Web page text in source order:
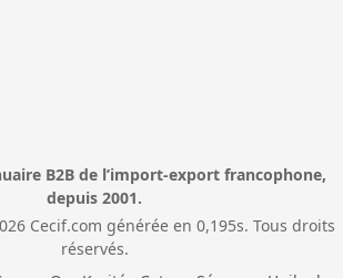
B2B de l’import-export francophone,
depuis 2001.
Cecif.com générée en 0,195s. Tous droits
réservés.